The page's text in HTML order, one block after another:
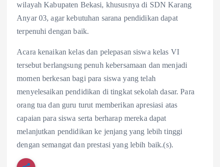
wilayah Kabupaten Bekasi, khususnya di SDN Karang
Anyar 03, agar kebutuhan sarana pendidikan dapat
terpenuhi dengan baik.
Acara kenaikan kelas dan pelepasan siswa kelas VI
tersebut berlangsung penuh kebersamaan dan menjadi
momen berkesan bagi para siswa yang telah
menyelesaikan pendidikan di tingkat sekolah dasar. Para
orang tua dan guru turut memberikan apresiasi atas
capaian para siswa serta berharap mereka dapat
melanjutkan pendidikan ke jenjang yang lebih tinggi
dengan semangat dan prestasi yang lebih baik.(s).